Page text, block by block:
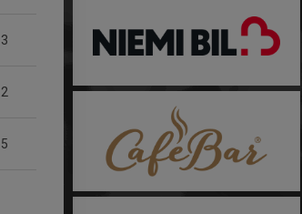
3
2
5